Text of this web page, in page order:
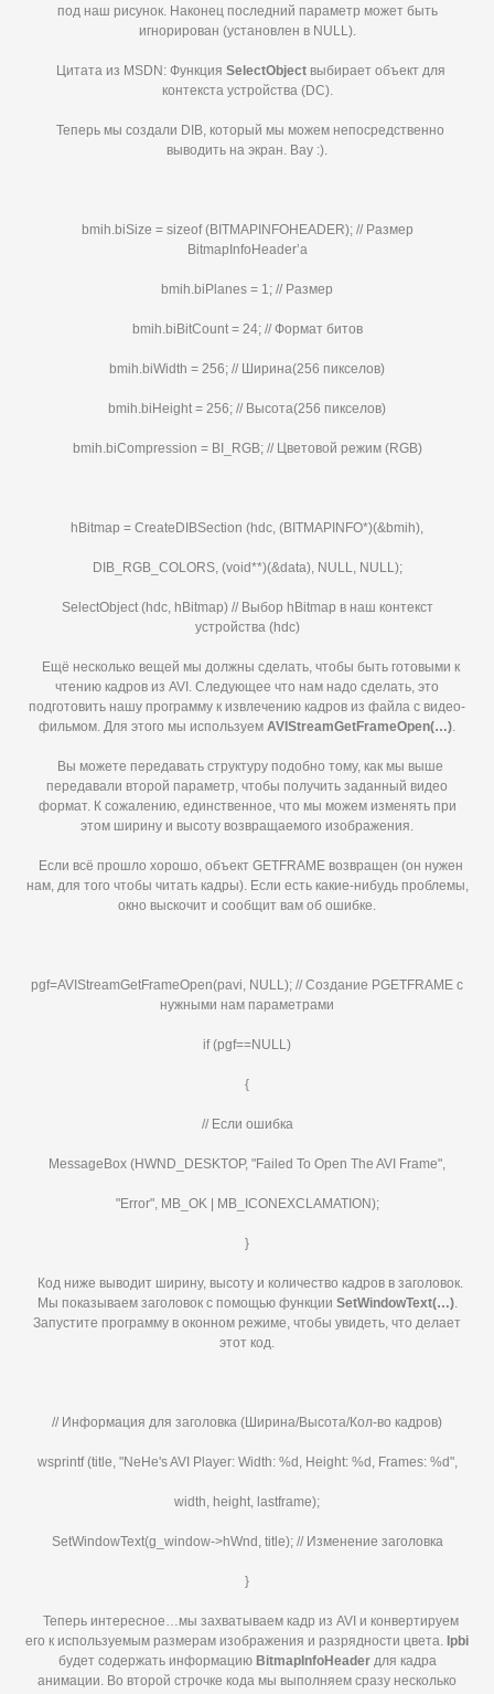
под наш рисунок. Наконец последний параметр может быть
игнорирован (установлен в NULL).
Цитата из MSDN: Функция SelectObjectвыбирает объект для
контекста устройства (DC).
Теперь мы создали DIB, который мы можем непосредственно
выводить на экран. Вау :).
bmih.biSize = sizeof (BITMAPINFOHEADER); // Размер
BitmapInfoHeader’а
bmih.biPlanes = 1; // Размер
bmih.biBitCount = 24; // Формат битов
bmih.biWidth = 256; // Ширина(256 пикселов)
bmih.biHeight = 256; // Высота(256 пикселов)
bmih.biCompression = BI_RGB; // Цветовой режим (RGB)
hBitmap = CreateDIBSection (hdc, (BITMAPINFO*)(&bmih),
DIB_RGB_COLORS, (void**)(&data), NULL, NULL);
SelectObject (hdc, hBitmap) // Выбор hBitmap в наш контекст
устройства (hdc)
Ещё несколько вещей мы должны сделать, чтобы быть готовыми к
чтению кадров из AVI. Следующее что нам надо сделать, это
подготовить нашу программу к извлечению кадров из файла с видео-
фильмом. Для этого мы используем AVIStreamGetFrameOpen(…).
Вы можете передавать структуру подобно тому, как мы выше
передавали второй параметр, чтобы получить заданный видео
формат. К сожалению, единственное, что мы можем изменять при
этом ширину и высоту возвращаемого изображения.
Если всё прошло хорошо, объект GETFRAME возвращен (он нужен
нам, для того чтобы читать кадры). Если есть какие-нибудь проблемы,
окно выскочит и сообщит вам об ошибке.
pgf=AVIStreamGetFrameOpen(pavi, NULL); // Создание PGETFRAME с
нужными нам параметрами
if (pgf==NULL)
{
// Если ошибка
MessageBox (HWND_DESKTOP, "Failed To Open The AVI Frame",
"Error", MB_OK | MB_ICONEXCLAMATION);
}
Код ниже выводит ширину, высоту и количество кадров в заголовок.
Мы показываем заголовок с помощью функции SetWindowText(…).
Запустите программу в оконном режиме, чтобы увидеть, что делает
этот код.
// Информация для заголовка (Ширина/Высота/Кол-во кадров)
wsprintf (title, "NeHe's AVI Player: Width: %d, Height: %d, Frames: %d",
width, height, lastframe);
SetWindowText(g_window->hWnd, title); // Изменение заголовка
}
Теперь интересное…мы захватываем кадр из AVI и конвертируем
его к используемым размерам изображения и разрядности цвета. lpbi
будет содержать информацию BitmapInfoHeaderдля кадра
анимации. Во второй строчке кода мы выполняем сразу несколько